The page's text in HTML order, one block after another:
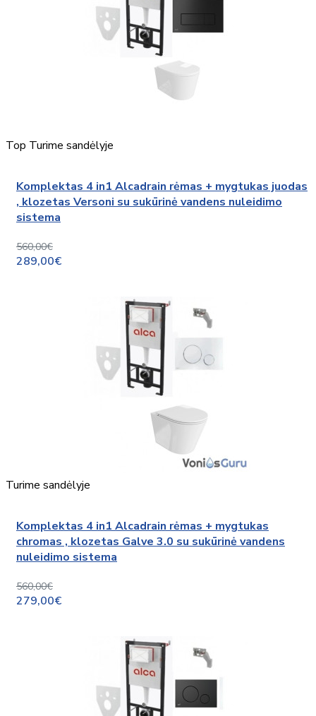
Top Turime sandėlyje
Komplektas 4 in1 Alcadrain rėmas + mygtukas juodas
, klozetas Versoni su sukūrinė vandens nuleidimo
sistema
560,00€
289,00€
Turime sandėlyje
Komplektas 4 in1 Alcadrain rėmas + mygtukas
chromas , klozetas Galve 3.0 su sukūrinė vandens
nuleidimo sistema
560,00€
279,00€